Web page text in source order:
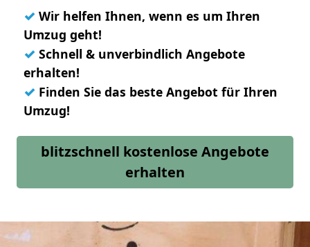
✓ Wir helfen Ihnen, wenn es um Ihren
Umzug geht!
✓ Schnell & unverbindlich Angebote
erhalten!
✓ Finden Sie das beste Angebot für Ihren
Umzug!
blitzschnell kostenlose Angebote
erhalten